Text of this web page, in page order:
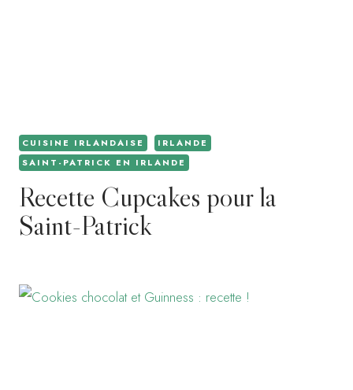
CUISINE IRLANDAISE
IRLANDE
SAINT-PATRICK EN IRLANDE
Recette Cupcakes pour la
Saint-Patrick